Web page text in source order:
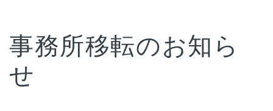
事務所移転のお知ら
せ